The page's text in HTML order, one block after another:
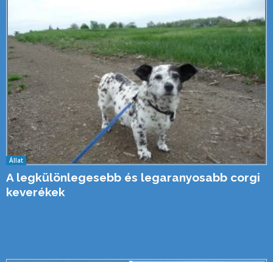
Állat
A legkülönlegesebb és legaranyosabb corgi
keverékek